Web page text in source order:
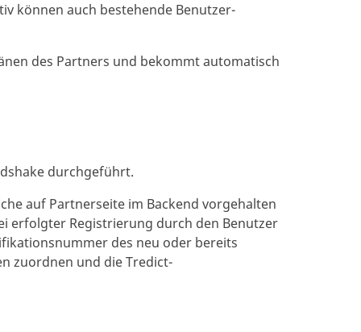
können auch bestehende Benutzer-
des Partners und bekommt automatisch
durchgeführt.
auf Partnerseite im Backend vorgehalten
erfolgter Registrierung durch den Benutzer
des neu oder bereits
zuordnen und die Tredict-